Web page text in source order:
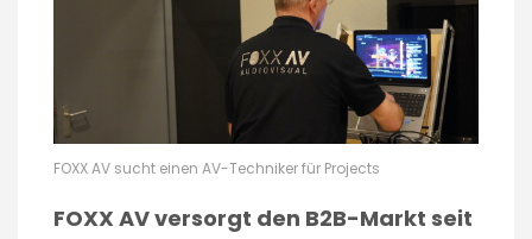
FOXX AV sucht einen AV-Techniker für Projects
FOXX AV versorgt den B2B-Markt seit